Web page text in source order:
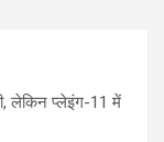
लेकिन प्लेइंग-11 में